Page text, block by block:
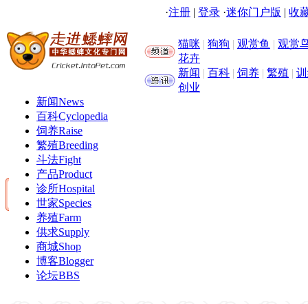
·注册 | 登录 ·迷你门户版 | 收
猫咪 | 狗狗 | 观赏鱼 | 观赏
花卉
新闻 | 百科 | 饲养 | 繁殖 |
创业
新闻News
百科Cyclopedia
饲养Raise
繁殖Breeding
斗法Fight
产品Product
诊所Hospital
世家Species
养殖Farm
供求Supply
商城Shop
博客Blogger
论坛BBS